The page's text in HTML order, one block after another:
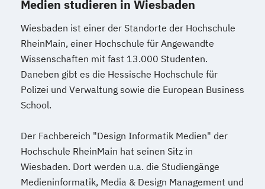
Medien studieren in Wiesbaden
Wiesbaden ist einer der Standorte der Hochschule
RheinMain, einer Hochschule für Angewandte
Wissenschaften mit fast 13.000 Studenten.
Daneben gibt es die Hessische Hochschule für
Polizei und Verwaltung sowie die European Business
School.
Der Fachbereich "Design Informatik Medien" der
Hochschule RheinMain hat seinen Sitz in
Wiesbaden. Dort werden u.a. die Studiengänge
Medieninformatik, Media & Design Management und